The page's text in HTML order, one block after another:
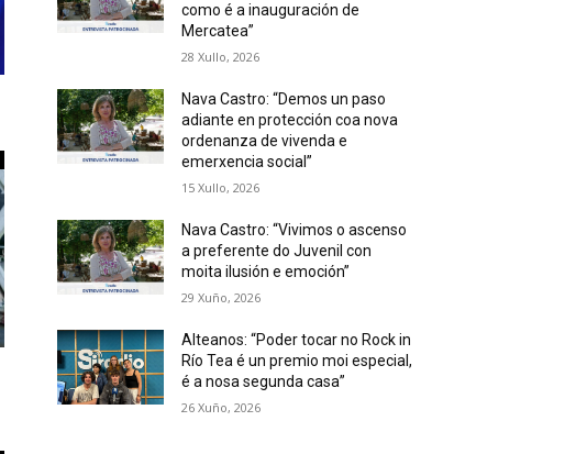
como é a inauguración de
Mercatea”
28 Xullo, 2026
Nava Castro: “Demos un paso
adiante en protección coa nova
ordenanza de vivenda e
emerxencia social”
15 Xullo, 2026
Nava Castro: “Vivimos o ascenso
a preferente do Juvenil con
moita ilusión e emoción”
29 Xuño, 2026
Alteanos: “Poder tocar no Rock in
Río Tea é un premio moi especial,
é a nosa segunda casa”
26 Xuño, 2026